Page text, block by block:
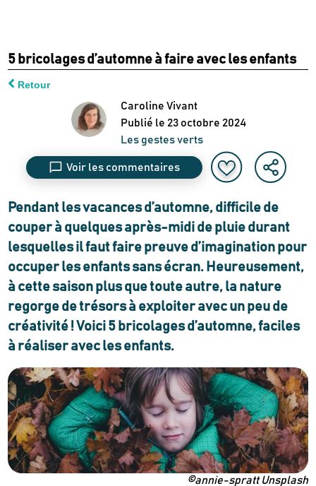
5 bricolages d’automne à faire avec les enfants
Retour
Caroline Vivant
Publié le 23 octobre 2024
Les gestes verts
Voir les commentaires
Pendant les vacances d’automne, difficile de
couper à quelques après-midi de pluie durant
lesquelles il faut faire preuve d’imagination pour
occuper les enfants sans écran. Heureusement,
à cette saison plus que toute autre, la nature
regorge de trésors à exploiter avec un peu de
créativité ! Voici 5 bricolages d’automne, faciles
à réaliser avec les enfants.
©annie-spratt Unsplash